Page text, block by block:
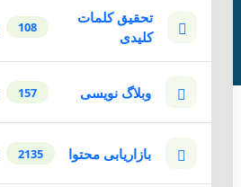
تحقیق کلمات
کلیدی
108
وبلاگ نویسی 157
بازاریابی محتوا 2135